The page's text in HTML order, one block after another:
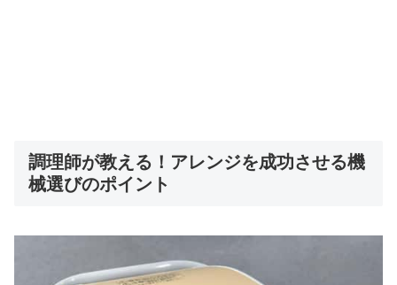
調理師が教える！アレンジを成功させる機
械選びのポイント